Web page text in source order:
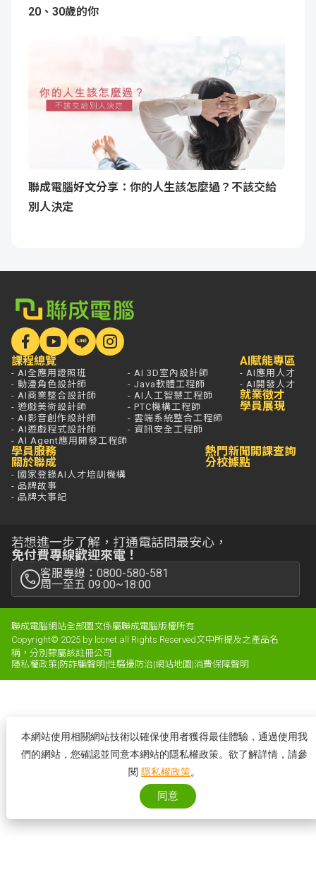
20、30歲的你
聯成電腦好文分享：你的人生該怎麼過？不該交給
別人決定
課程總覽
- AI全應用證照班
- 動漫角色設計師
- AI商業整合設計師
- 遊戲美術設計師
- AI影音創作設計師
- AI遊戲程式設計師
- AI Agent應用開發工程師
- AI 3D室內設計師
- Java軟體工程師
- AI人工智慧工程師
- PTC機構工程師
- 雲端系統整合工程師
- 資訊安全工程師
AI賦能專區
- AI應用人才
- AI開發人才
就業徵才
學員展現
學員服務
關於聯成
- 國家登錄AI人才培訓機構
- 品牌故事
- 品牌大事記
熱門新聞
分校據點
開課查詢
若想進一步了解，打通電話問最安心，
免付費專線歡迎來電！
客服專線：0800-580-581
周一至五 09:00~18:00
聯成電腦網站全部圖文係屬聯成電腦版權所有
Copyright© 2025 by lccnet.all Rights Reserved文中所提及之產品名
稱，分別隸屬該註冊公司
隱私權政策|防詐騙聲明|性騷擾防治|網站地圖 |消費保障聲明
本網站使用相關網站技術以確保使用者獲得最佳體驗，通過使用我
們的網站，您確認並同意本網站的隱私權政策。欲了解詳情，請參
閱隱私權政策。
同意